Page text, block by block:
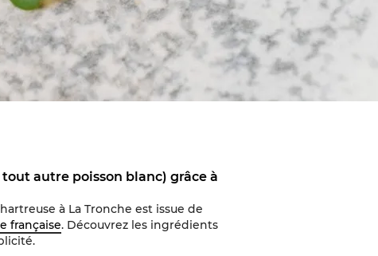
autre poisson blanc) grâce à
à La Tronche est issue de
française. Découvrez les ingrédients